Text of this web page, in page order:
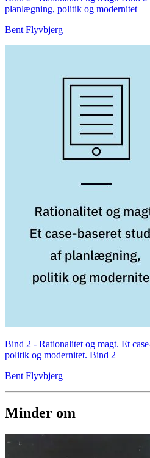
planlægning, politik og modernitet
Bent Flyvbjerg
Bind 2 - Rationalitet og magt. Et
politik og modernitet. Bind 2
Bent Flyvbjerg
Minder om